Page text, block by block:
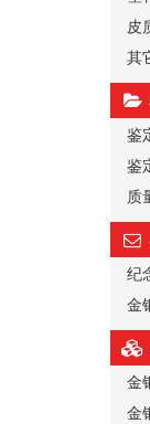
皮
其
鉴
鉴
质
纪
金
金
金